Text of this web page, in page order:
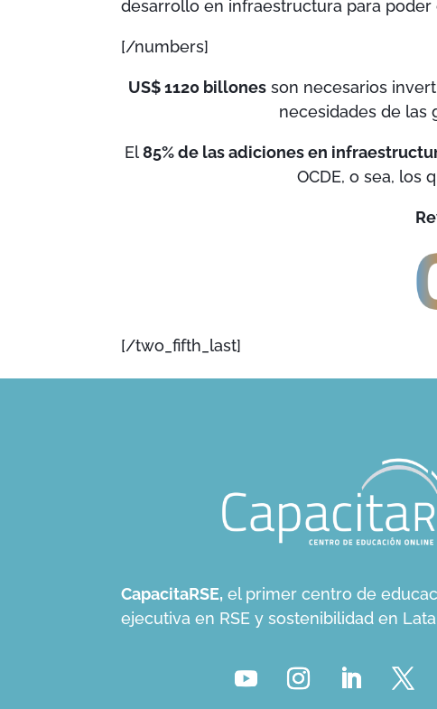
desarrollo en infraestructura para poder
[/numbers]
US$ 1120 billones son necesarios
necesidades de las
El85% de las adiciones en
OCDE, o sea, los
[/two_fifth_last]
CapacitaRSE, el primer centro de
ejecutiva en RSE y sostenibilidad en